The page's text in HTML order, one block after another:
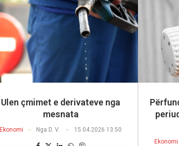
Ulen çmimet e derivateve nga
mesnata
Ekonomi Nga D. V. 15.04.2026 13:50
Ekonomi